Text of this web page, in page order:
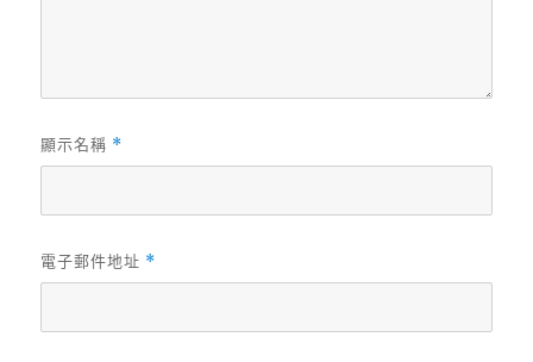
顯示名稱 *
電子郵件地址 *